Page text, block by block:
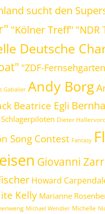
sucht den
"Kölner Treff" "NDR
Deutsche
"ZDF-
Gabalier Andy Borg
Beatrice Egli
Dieter
Song Contest Fantasy
Giovanni
Howard
Kelly Marianne
Michael Wendler Michelle